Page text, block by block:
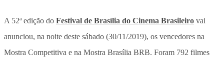
A 52ª edição do Festival de Brasília do Cinema Brasileiro vai
anunciou, na noite deste sábado (30/11/2019), os vencedores na
Mostra Competitiva e na Mostra Brasília BRB. Foram 792 filmes